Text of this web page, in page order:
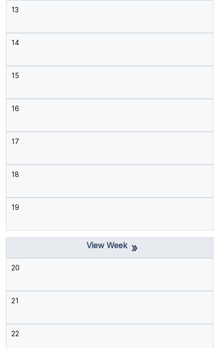
13
14
15
16
17
18
19
»
20
21
22